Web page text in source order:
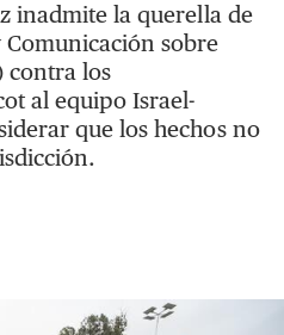
inadmite la querella de
sobre
contra los
al equipo Israel-
que los hechos no